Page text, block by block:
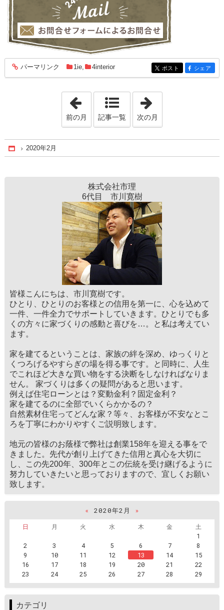
entry2077
パーマリンク 1ie, 4interior entry2077
ポスト entry2077
シェア
「2020年1月」
前の月 記事一覧 次の月
Home
2020年2月
株式会社市理
6代目 市川寛樹
皆様こんにちは、市川寛樹です。
ひとり、ひとりのお客様との信用を第一に、心を込めて
一件、一件全力でサポートしていきます。ひとりでも多
くの方々に家づくりの感動と喜びを…。と私は考えてい
ます。
家を建てるということは、家族の絆を深め、ゆっくりと
くつろげるやすらぎの場を得る事です。と同時に、人生
でこれほど大きな買い物をする決断をしなければなりま
せん。 家づくりは多くの疑問があると思います。
例えば住宅ローンとは？変動金利？固定金利？
家を建てるのに全部でいくらかかるの？
自然素材住宅ってどんな家？等々、お客様が不安なとこ
ろを丁寧にわかりやすくご説明致します。
地元の皆様のお蔭様で弊社は創業158年を迎える事をで
きました。先代が創り上げてきた信用と真心を大切に
し、この先200年、300年とこの伝統を受け継げるように
努力していきたいと思っておりますので、宜しくお願い
致します。
« 2020年2月
»
日
月 火 水 木 金
土
1
2
3 4 5 6 7
8
9
10 11 12 13 14
15
16
17 18 19 20 21
22
23
24 25 26 27 28 29
カテゴリ